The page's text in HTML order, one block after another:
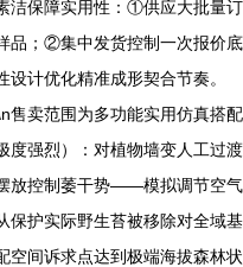
洁保障实用性：①供应大批量订
品；②集中发货控制一次报价底
计优化精准成形契合节奏。
售卖范围为多功能实用仿真搭配
度强烈）：对植物墙变人工过渡
放控制萎干势——模拟调节空气
保护实际野生苔被移除对全域基
空间诉求点达到极端海拔森林状